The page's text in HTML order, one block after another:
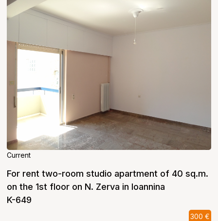
Current
For rent two-room studio apartment of 40 sq.m.
on the 1st floor on N. Zerva in Ioannina
K-649
300 €